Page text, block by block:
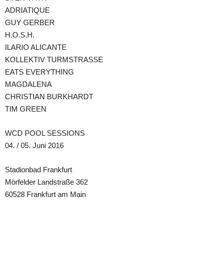
ADRIATIQUE
GUY GERBER
H.O.S.H.
ILARIO ALICANTE
KOLLEKTIV TURMSTRASSE
EATS EVERYTHING
MAGDALENA
CHRISTIAN BURKHARDT
TIM GREEN
WCD POOL SESSIONS
04. / 05. Juni 2016
Stadionbad Frankfurt
Mörfelder Landstraße 362
60528 Frankfurt am Main